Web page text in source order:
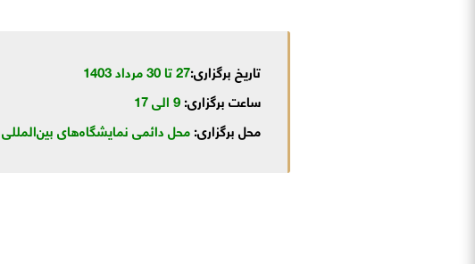
تاریخ برگزاری:27تا 30 مرداد 1403
ساعت برگزاری:
محل برگزاری:محل دائمی نمایشگاه‌های بین‌المللی تهران، سالن